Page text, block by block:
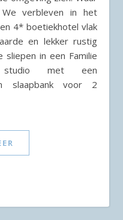
We verbleven in het
4* boetiekhotel vlak
en lekker rustig
sliepen in een Familie
met een
slaapbank voor 2